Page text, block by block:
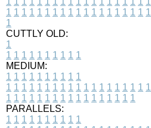
1 1 1 1 1 1 1 1 1 1 1 1 1 1 1 1 1 1 1
1
CUTTLY OLD:
1
1 1 1 1 1 1 1 1 1 1
MEDIUM:
1 1 1 1 1 1 1 1 1 1
1 1 1 1 1 1 1 1 1 1 1 1 1 1 1 1 1 1 1
1 1 1 1 1 1 1 1 1 1 1 1 1 1 1 1 1
PARALLELS:
1 1 1 1 1 1 1 1 1 1